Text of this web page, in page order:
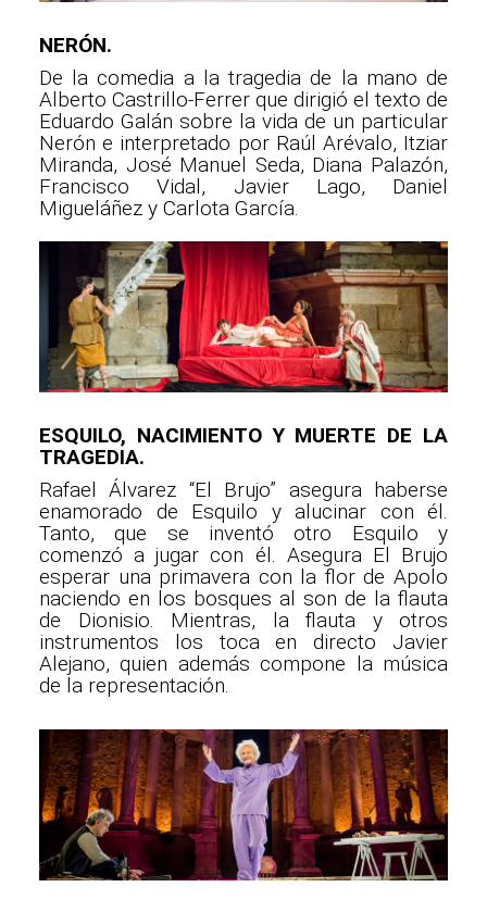
NERÓN.
De la comedia a la tragedia de la mano de
Alberto Castrillo-Ferrer que dirigió el texto de
Eduardo Galán sobre la vida de un particular
Nerón e interpretado por Raúl Arévalo, Itziar
Miranda, José Manuel Seda, Diana Palazón,
Francisco Vidal, Javier Lago, Daniel
Migueláñez y Carlota García.
ESQUILO, NACIMIENTO Y MUERTE DE LA
TRAGEDIA.
Rafael Álvarez “El Brujo” asegura haberse
enamorado de Esquilo y alucinar con él.
Tanto, que se inventó otro Esquilo y
comenzó a jugar con él. Asegura El Brujo
esperar una primavera con la flor de Apolo
naciendo en los bosques al son de la flauta
de Dionisio. Mientras, la flauta y otros
instrumentos los toca en directo Javier
Alejano, quien además compone la música
de la representación.